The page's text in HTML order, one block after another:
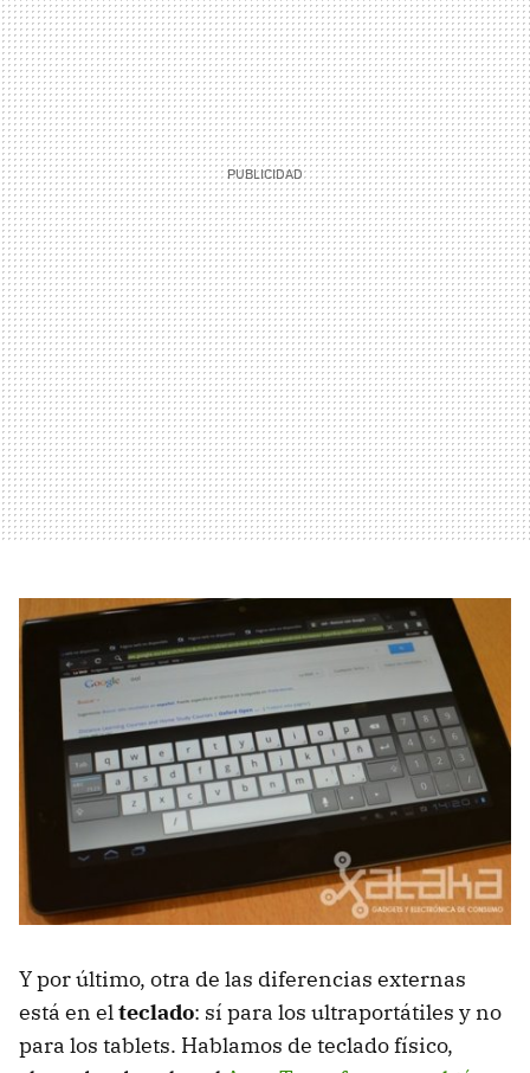
Y por último, otra de las diferencias externas
está en elteclado: sí para los ultraportátiles y no
para los tablets. Hablamos de teclado físico,